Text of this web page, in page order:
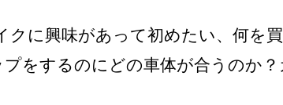
クに興味があって初めたい、何を
をするのにどの車体が合うのか